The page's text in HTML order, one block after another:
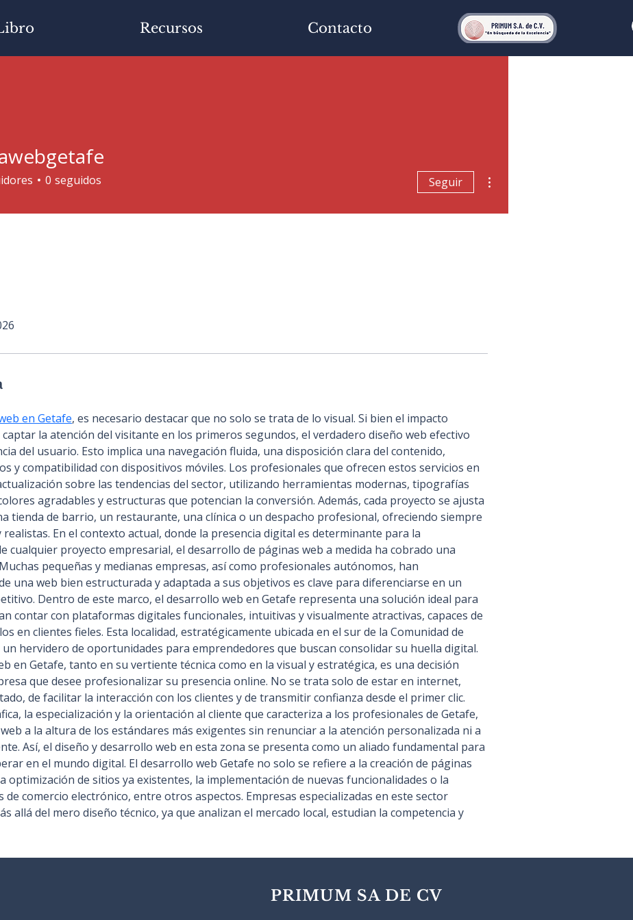
Recursos Contacto
en Getafe, es necesario destacar que no solo se trata de lo visual. Si bien el impacto
la atención del visitante en los primeros segundos, el verdadero diseño web efectivo
del usuario. Esto implica una navegación fluida, una disposición clara del contenido,
y compatibilidad con dispositivos móviles. Los profesionales que ofrecen estos servicios en
sobre las tendencias del sector, utilizando herramientas modernas, tipografías
agradables y estructuras que potencian la conversión. Además, cada proyecto se ajusta
tienda de barrio, un restaurante, una clínica o un despacho profesional, ofreciendo siempre
En el contexto actual, donde la presencia digital es determinante para la
cualquier proyecto empresarial, el desarrollo de páginas web a medida ha cobrado una
pequeñas y medianas empresas, así como profesionales autónomos, han
una web bien estructurada y adaptada a sus objetivos es clave para diferenciarse en un
Dentro de este marco, el desarrollo web en Getafe representa una solución ideal para
contar con plataformas digitales funcionales, intuitivas y visualmente atractivas, capaces de
en clientes fieles. Esta localidad, estratégicamente ubicada en el sur de la Comunidad de
hervidero de oportunidades para emprendedores que buscan consolidar su huella digital.
en Getafe, tanto en su vertiente técnica como en la visual y estratégica, es una decisión
que desee profesionalizar su presencia online. No se trata solo de estar en internet,
de facilitar la interacción con los clientes y de transmitir confianza desde el primer clic.
la especialización y la orientación al cliente que caracteriza a los profesionales de Getafe,
a la altura de los estándares más exigentes sin renunciar a la atención personalizada ni a
Así, el diseño y desarrollo web en esta zona se presenta como un aliado fundamental para
en el mundo digital. El desarrollo web Getafe no solo se refiere a la creación de páginas
optimización de sitios ya existentes, la implementación de nuevas funcionalidades o la
comercio electrónico, entre otros aspectos. Empresas especializadas en este sector
allá del mero diseño técnico, ya que analizan el mercado local, estudian la competencia y
0 seguidos Seguir
PRIMUM SA DE CV